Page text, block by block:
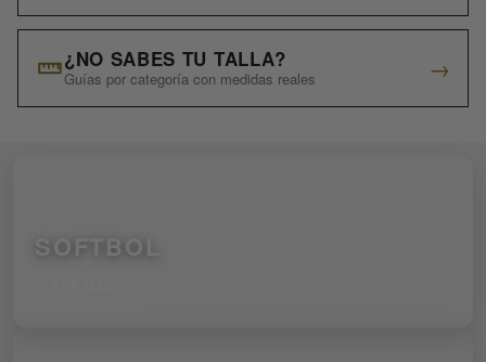
¿NO SABES TU TALLA?
Guías por categoría con medidas reales →
SOFTBOL